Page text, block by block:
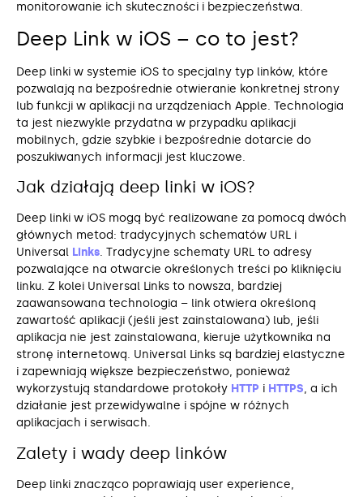
monitorowanie ich skuteczności i bezpieczeństwa.
Deep Link w iOS – co to jest?
Deep linki w systemie iOS to specjalny typ linków, które
pozwalają na bezpośrednie otwieranie konkretnej strony
lub funkcji w aplikacji na urządzeniach Apple. Technologia
ta jest niezwykle przydatna w przypadku aplikacji
mobilnych, gdzie szybkie i bezpośrednie dotarcie do
poszukiwanych informacji jest kluczowe.
Jak działają deep linki w iOS?
Deep linki w iOS mogą być realizowane za pomocą dwóch
głównych metod: tradycyjnych schematów URL i
Universal Links. Tradycyjne schematy URL to adresy
pozwalające na otwarcie określonych treści po kliknięciu
linku. Z kolei Universal Links to nowsza, bardziej
zaawansowana technologia – link otwiera określoną
zawartość aplikacji (jeśli jest zainstalowana) lub, jeśli
aplikacja nie jest zainstalowana, kieruje użytkownika na
stronę internetową. Universal Links są bardziej elastyczne
i zapewniają większe bezpieczeństwo, ponieważ
wykorzystują standardowe protokoły HTTP i HTTPS, a ich
działanie jest przewidywalne i spójne w różnych
aplikacjach i serwisach.
Zalety i wady deep linków
Deep linki znacząco poprawiają user experience,